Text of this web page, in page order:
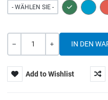
- WÄHLEN SIE - GREEN BLUE
Add to Wishlist